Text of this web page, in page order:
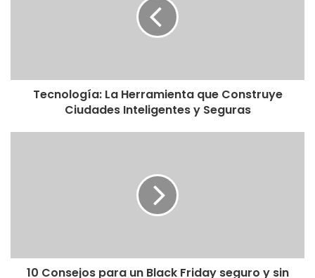
Tecnología: La Herramienta que Construye
Ciudades Inteligentes y Seguras
10 Consejos para un Black Friday seguro y sin